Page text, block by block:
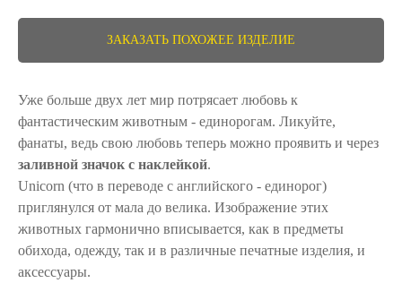
ЗАКАЗАТЬ ПОХОЖЕЕ ИЗДЕЛИЕ
Уже больше двух лет мир потрясает любовь к
фантастическим животным - единорогам. Ликуйте,
фанаты, ведь свою любовь теперь можно проявить и через
заливной значок с наклейкой.
Unicorn (что в переводе с английского - единорог)
приглянулся от мала до велика. Изображение этих
животных гармонично вписывается, как в предметы
обихода, одежду, так и в различные печатные изделия, и
аксессуары.